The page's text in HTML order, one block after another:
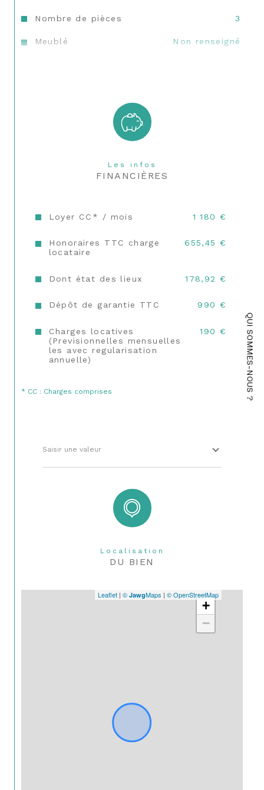
QUI SOMMES-NOUS ?
Nombre de pièces 3
Meublé Non renseigné
Nb de salle d'eau
Mode de chauffage
Format de chauffage
Balcon OUI
Année de construction
Copropriété
Les infos
FINANCIÈRES
Loyer CC* / mois 1 180 €
Honoraires TTC charge
locataire
655,45 €
Dont état des lieux 178,92 €
Dépôt de garantie TTC 990 €
Charges locatives
(Previsionnelles mensuelles
les avec regularisation
annuelle)
190 €
* CC : Charges comprises
Saisir une valeur
Localisation
DU BIEN
+
−
Leaflet | © JawgMaps | © OpenStreetMap